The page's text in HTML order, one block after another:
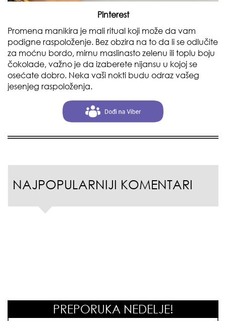
Pinterest
Promena manikira je mali ritual koji može da vam
podigne raspoloženje. Bez obzira na to da li se odlučite
za moćnu bordo, mirnu maslinasto zelenu ili toplu boju
čokolade, važno je da izaberete nijansu u kojoj se
osećate dobro. Neka vaši nokti budu odraz vašeg
jesenjeg raspoloženja.
NAJPOPULARNIJI KOMENTARI
PREPORUKA NEDELJE!